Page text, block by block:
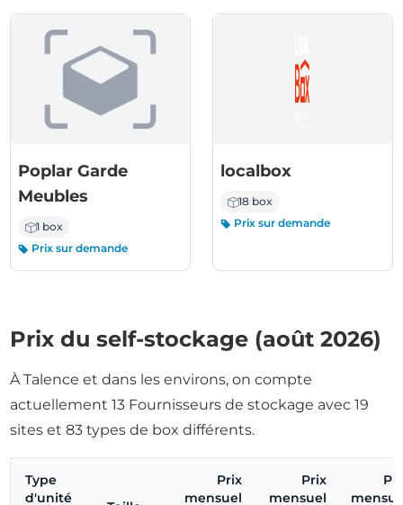
Poplar Garde
Meubles
1 box
Prix sur demande
localbox
18 box
Prix sur demande
Prix du self-stockage (août 2026)
À Talence et dans les environs, on compte
actuellement 13 Fournisseurs de stockage avec 19
sites et 83 types de box différents.
Type
d'unité
Prix
mensuel
Prix
mensuel